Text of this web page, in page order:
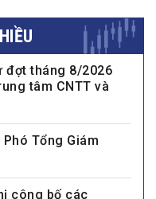
đợt tháng 8/2026
tâm CNTT và
Tổng Giám
công bố các